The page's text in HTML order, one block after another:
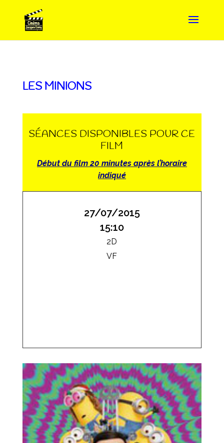
LES MINIONS
SÉANCES DISPONIBLES POUR CE
FILM
Début du film 20 minutes après l’horaire
indiqué
27/07/2015
15:10
2D
VF